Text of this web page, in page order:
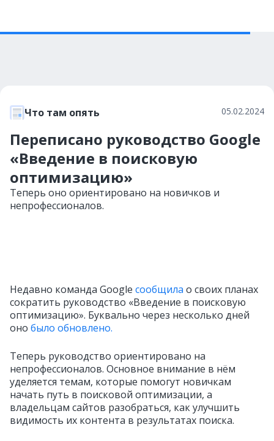
Что там опять 05.02.2024
Переписано руководство Google
«Введение в поисковую
оптимизацию»
Теперь оно ориентировано на новичков и
непрофессионалов.
Недавно команда Google сообщила о своих планах
сократить руководство «Введение в поисковую
оптимизацию». Буквально через несколько дней
оно было обновлено.
Теперь руководство ориентировано на
непрофессионалов. Основное внимание в нём
уделяется темам, которые помогут новичкам
начать путь в поисковой оптимизации, а
владельцам сайтов разобраться, как улучшить
видимость их контента в результатах поиска.